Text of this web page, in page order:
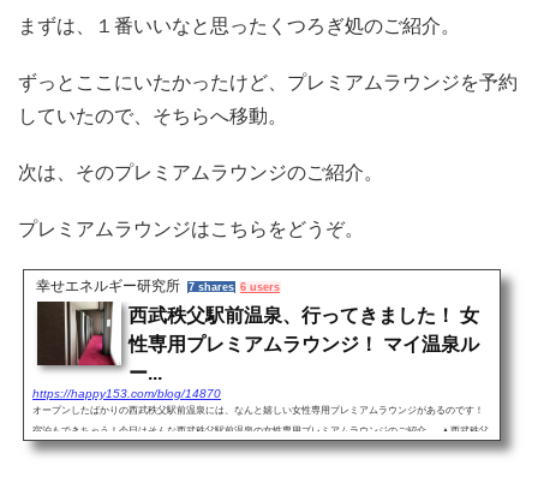
まずは、１番いいなと思ったくつろぎ処のご紹介。
ずっとここにいたかったけど、プレミアムラウンジを予約
していたので、そちらへ移動。
次は、そのプレミアムラウンジのご紹介。
プレミアムラウンジはこちらをどうぞ。
幸せエネルギー研究所 7 shares 6 users
西武秩父駅前温泉、行ってきました！ 女
性専用プレミアムラウンジ！ マイ温泉ル
ー...
https://happy153.com/blog/14870
オープンしたばかりの西武秩父駅前温泉には、なんと嬉しい女性専用プレミアムラウンジがあるのです！
宿泊もできちゃう！今日はそんな西武秩父駅前温泉の女性専用プレミアムラウンジのご紹介。 ▲西武秩父
駅前温泉。 ▲玄関の先に受付けがありま...